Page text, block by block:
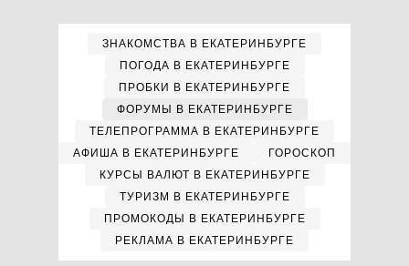
ЗНАКОМСТВА В ЕКАТЕРИНБУРГЕ
ПОГОДА В ЕКАТЕРИНБУРГЕ
ПРОБКИ В ЕКАТЕРИНБУРГЕ
ФОРУМЫ В ЕКАТЕРИНБУРГЕ
ТЕЛЕПРОГРАММА В ЕКАТЕРИНБУРГЕ
АФИША В ЕКАТЕРИНБУРГЕ
ГОРОСКОП
КУРСЫ ВАЛЮТ В ЕКАТЕРИНБУРГЕ
ТУРИЗМ В ЕКАТЕРИНБУРГЕ
ПРОМОКОДЫ В ЕКАТЕРИНБУРГЕ
РЕКЛАМА В ЕКАТЕРИНБУРГЕ